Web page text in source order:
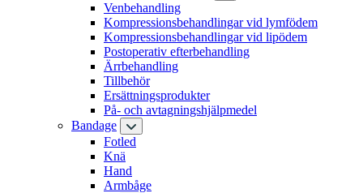
Venbehandling
Kompressionsbehandlingar vid lymfödem
Kompressionsbehandlingar vid lipödem
Postoperativ efterbehandling
Ärrbehandling
Tillbehör
Ersättningsprodukter
På- och avtagningshjälpmedel
Bandage
Fotled
Knä
Hand
Armbåge